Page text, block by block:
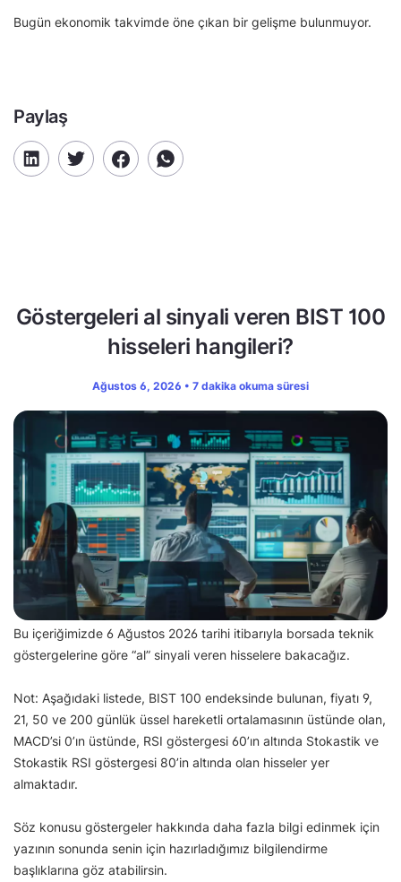
Bugün ekonomik takvimde öne çıkan bir gelişme bulunmuyor.
Paylaş
Göstergeleri al sinyali veren BIST 100
hisseleri hangileri?
Ağustos 6, 2026 • 7 dakika okuma süresi
Bu içeriğimizde 6 Ağustos 2026 tarihi itibarıyla borsada teknik
göstergelerine göre “al” sinyali veren hisselere bakacağız.
Not: Aşağıdaki listede, BIST 100 endeksinde bulunan, fiyatı 9,
21, 50 ve 200 günlük üssel hareketli ortalamasının üstünde olan,
MACD’si 0’ın üstünde, RSI göstergesi 60’ın altında Stokastik ve
Stokastik RSI göstergesi 80’in altında olan hisseler yer
almaktadır.
Söz konusu göstergeler hakkında daha fazla bilgi edinmek için
yazının sonunda senin için hazırladığımız bilgilendirme
başlıklarına göz atabilirsin.